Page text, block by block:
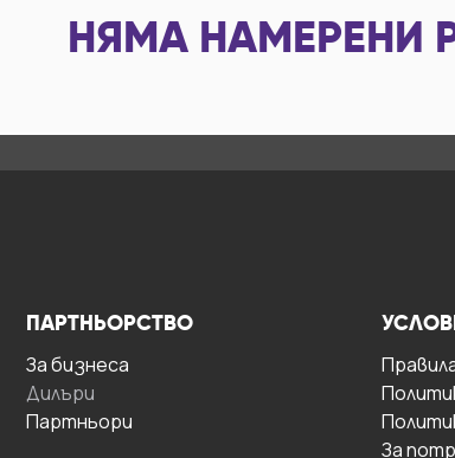
НЯМА НАМЕРЕНИ
ПАРТНЬОРСТВО
За бизнесa
Дилъри
Партньори
За